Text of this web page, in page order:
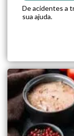
De acidentes a
sua ajuda.